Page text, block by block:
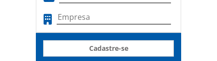
Cadastre-se